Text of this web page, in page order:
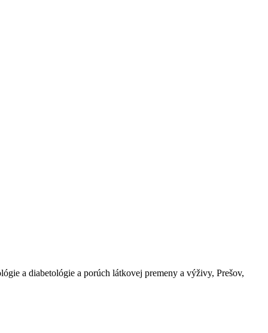
a diabetológie a porúch látkovej premeny a výživy, Prešov,